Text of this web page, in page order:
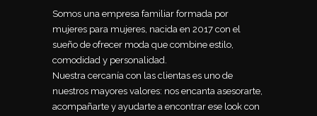
Somos una empresa familiar formada por
mujeres para mujeres, nacida en 2017 con el
sueño de ofrecer moda que combine estilo,
comodidad y personalidad.
Nuestra cercanía con las clientas es uno de
nuestros mayores valores: nos encanta asesorarte,
acompañarte y ayudarte a encontrar ese look con